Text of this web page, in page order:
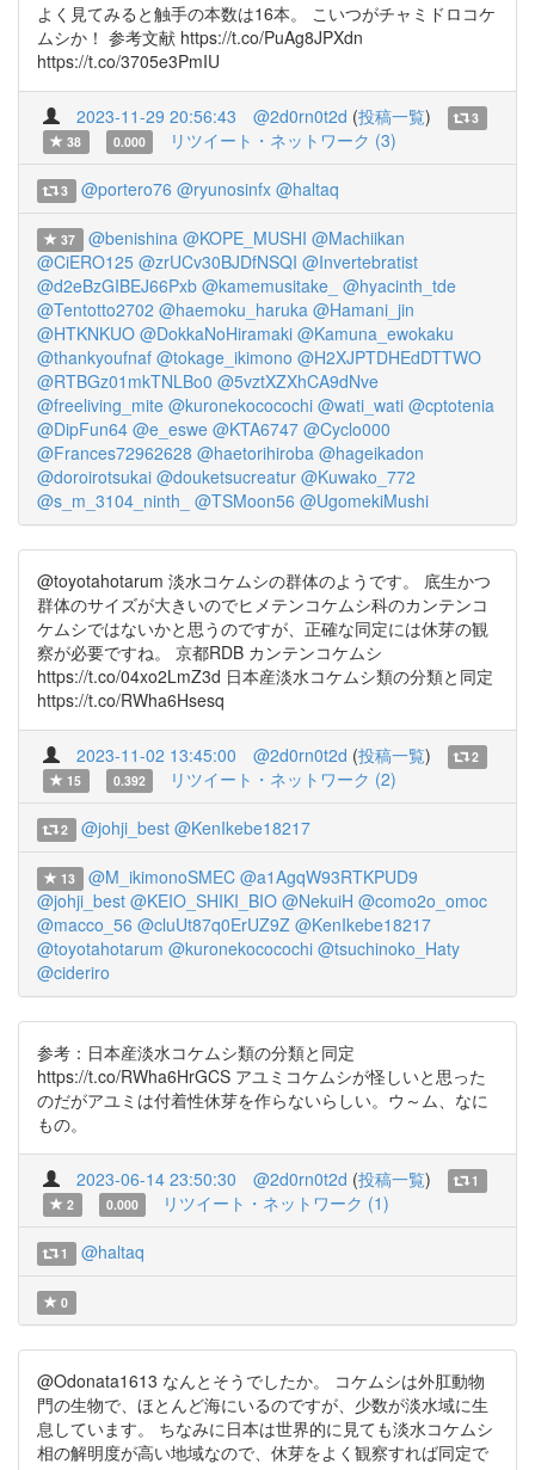
よく見てみると触手の本数は16本。 こいつがチャミドロコケ
ムシか！ 参考文献 https://t.co/PuAg8JPXdn
https://t.co/3705e3PmIU
2023-11-29 20:56:43 @2d0rn0t2d (投稿一覧)
3
38
0.000 リツイート・ネットワーク (3)
3 @portero76 @ryunosinfx @haltaq
37 @benishina @KOPE_MUSHI @Machiikan
@CiERO125 @zrUCv30BJDfNSQI @Invertebratist
@d2eBzGIBEJ66Pxb @kamemusitake_ @hyacinth_tde
@Tentotto2702 @haemoku_haruka @Hamani_jin
@HTKNKUO @DokkaNoHiramaki @Kamuna_ewokaku
@thankyoufnaf @tokage_ikimono @H2XJPTDHEdDTTWO
@RTBGz01mkTNLBo0 @5vztXZXhCA9dNve
@freeliving_mite @kuronekococochi @wati_wati @cptotenia
@DipFun64 @e_eswe @KTA6747 @Cyclo000
@Frances72962628 @haetorihiroba @hageikadon
@doroirotsukai @douketsucreatur @Kuwako_772
@s_m_3104_ninth_
@TSMoon56 @UgomekiMushi
@toyotahotarum 淡水コケムシの群体のようです。 底生かつ
群体のサイズが大きいのでヒメテンコケムシ科のカンテンコ
ケムシではないかと思うのですが、正確な同定には休芽の観
察が必要ですね。 京都RDB カンテンコケムシ
https://t.co/04xo2LmZ3d 日本産淡水コケムシ類の分類と同定
https://t.co/RWha6Hsesq
2023-11-02 13:45:00 @2d0rn0t2d (投稿一覧)
2
15
0.392 リツイート・ネットワーク (2)
2 @johji_best @KenIkebe18217
13 @M_ikimonoSMEC @a1AgqW93RTKPUD9
@johji_best @KEIO_SHIKI_BIO @NekuiH @como2o_omoc
@macco_56 @cluUt87q0ErUZ9Z @KenIkebe18217
@toyotahotarum @kuronekococochi @tsuchinoko_Haty
@cideriro
参考：日本産淡水コケムシ類の分類と同定
https://t.co/RWha6HrGCS アユミコケムシが怪しいと思った
のだがアユミは付着性休芽を作らないらしい。ウ～ム、なに
もの。
2023-06-14 23:50:30 @2d0rn0t2d (投稿一覧)
1
2
0.000 リツイート・ネットワーク (1)
1 @haltaq
0
@Odonata1613 なんとそうでしたか。 コケムシは外肛動物
門の生物で、ほとんど海にいるのですが、少数が淡水域に生
息しています。 ちなみに日本は世界的に見ても淡水コケムシ
相の解明度が高い地域なので、休芽をよく観察すれば同定で